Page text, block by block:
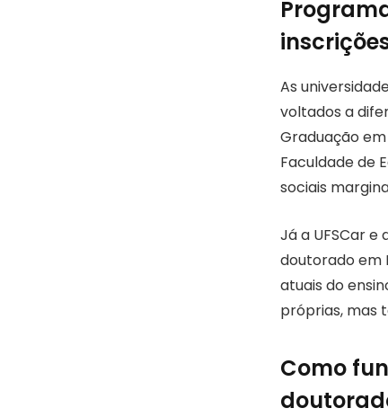
As
voltados a
Graduação
Faculdade de
sociais
Já a UFSCar
doutorado em
atuais do
próprias, mas
Como